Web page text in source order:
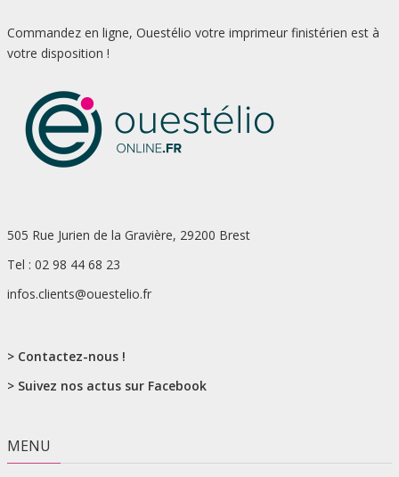
Commandez en ligne, Ouestélio votre imprimeur finistérien est à
votre disposition !
505 Rue Jurien de la Gravière, 29200 Brest
Tel : 02 98 44 68 23
infos.clients@ouestelio.fr
> Contactez-nous !
> Suivez nos actus sur Facebook
MENU